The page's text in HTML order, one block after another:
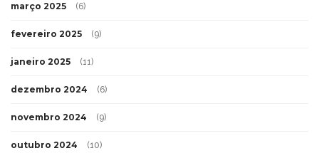
março 2025 (6)
fevereiro 2025 (9)
janeiro 2025 (11)
dezembro 2024 (6)
novembro 2024 (9)
outubro 2024 (10)